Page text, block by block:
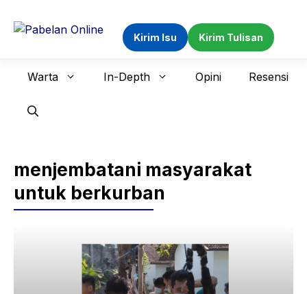
Kirim Isu Kirim Tulisan
Warta In-Depth Opini Resensi
menjembatani masyarakat
untuk berkurban